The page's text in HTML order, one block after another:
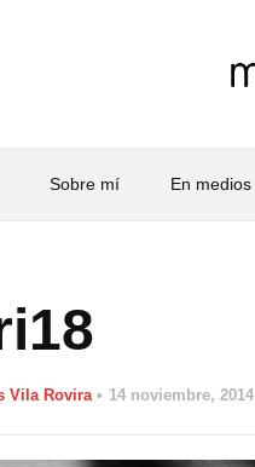
Sobre mí En medios
Vila Rovira 14 noviembre, 2014